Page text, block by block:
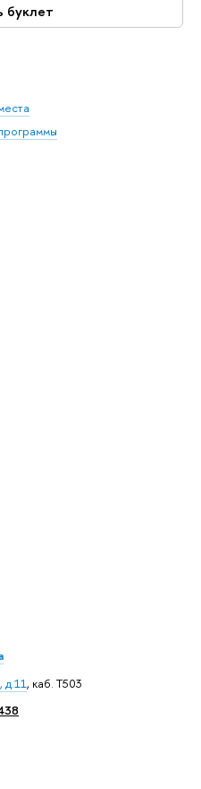
буклет
д.11, каб. T503